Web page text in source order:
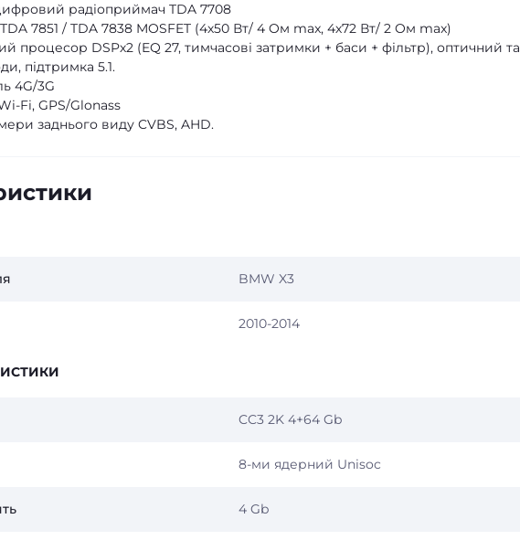
радіоприймач TDA 7708
7851 / TDA 7838 MOSFET (4х50 Вт/ 4 Oм max, 4х72 Вт/ 2 Oм max)
процесор DSPх2 (EQ 27, тимчасові затримки + баси + фільтр), оптичний та
підтримка 5.1.
4G/3G
Fi, GPS/Glonass
заднього виду CVBS, AHD.
BMW X3
2010-2014
CC3 2K 4+64 Gb
8-ми ядерний Unisoc
4 Gb